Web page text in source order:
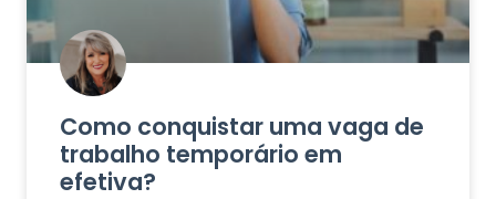
Como conquistar uma vaga de
trabalho temporário em
efetiva?